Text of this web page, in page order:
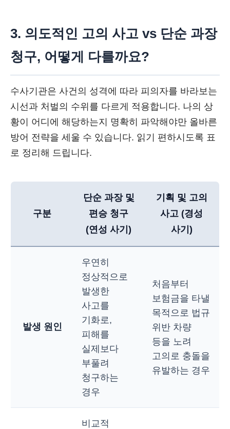
3. 의도적인 고의 사고 vs 단순 과장
청구, 어떻게 다를까요?
수사기관은 사건의 성격에 따라 피의자를 바라보는
시선과 처벌의 수위를 다르게 적용합니다. 나의 상
황이 어디에 해당하는지 명확히 파악해야만 올바른
방어 전략을 세울 수 있습니다. 읽기 편하시도록 표
로 정리해 드립니다.
구분
단순 과장 및
편승 청구
(연성 사기)
기획 및 고의
사고 (경성
사기)
발생 원인
우연히
정상적으로
발생한
사고를
기화로,
피해를
실제보다
부풀려
청구하는
경우
처음부터
보험금을 타낼
목적으로 법규
위반 차량
등을 노려
고의로 충돌을
유발하는 경우
비교적